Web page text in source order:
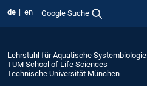
de en Google Suche
Lehrstuhl für Aquatische Systembiologie
TUM School of Life Sciences
Technische Universität München